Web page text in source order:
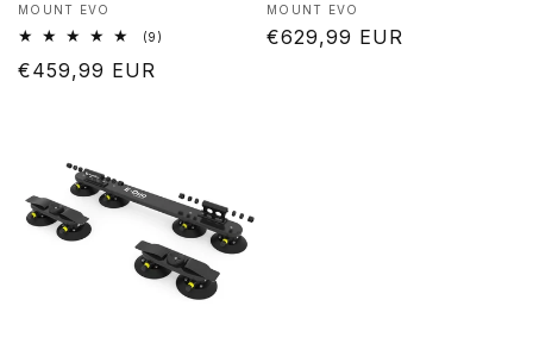
Produttore:
MOUNT EVO
(9)
Prezzo
€459,99 EUR
Produttore:
MOUNT EVO
Prezzo
€629,99 EUR